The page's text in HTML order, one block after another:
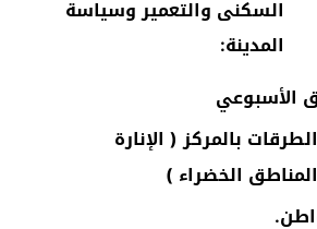
السكنى والتعمير وسياسة
المدينة:
الأسبوعي
بالمركز ( الإنارة
الخضراء )